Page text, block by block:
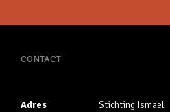
CONTACT
Adres
Stichting Ismaël